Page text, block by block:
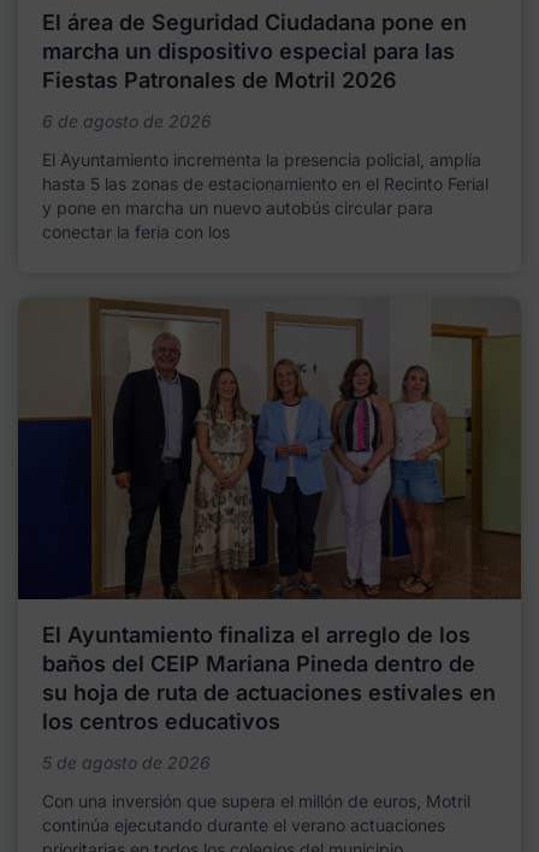
El área de Seguridad Ciudadana pone en
marcha un dispositivo especial para las
Fiestas Patronales de Motril 2026
6 de agosto de 2026
El Ayuntamiento incrementa la presencia policial, amplía
hasta 5 las zonas de estacionamiento en el Recinto Ferial
y pone en marcha un nuevo autobús circular para
conectar la feria con los
El Ayuntamiento finaliza el arreglo de los
baños del CEIP Mariana Pineda dentro de
su hoja de ruta de actuaciones estivales en
los centros educativos
5 de agosto de 2026
Con una inversión que supera el millón de euros, Motril
continúa ejecutando durante el verano actuaciones